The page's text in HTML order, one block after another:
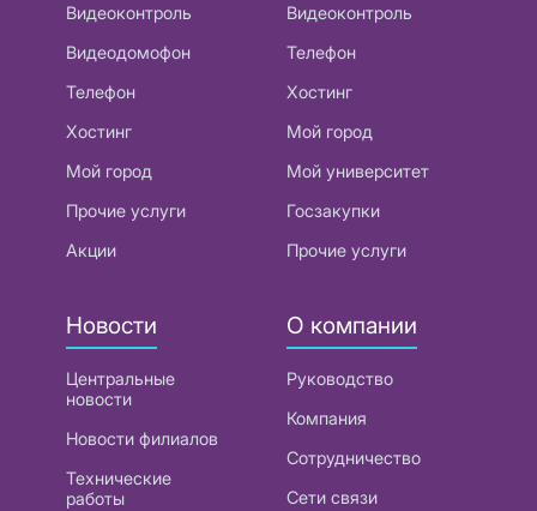
Видеоконтроль
Видеодомофон
Телефон
Хостинг
Мой город
Прочие услуги
Акции
Видеоконтроль
Телефон
Хостинг
Мой город
Мой университет
Госзакупки
Прочие услуги
Новости
Центральные
новости
Новости филиалов
Технические
работы
О компании
Руководство
Компания
Сотрудничество
Сети связи